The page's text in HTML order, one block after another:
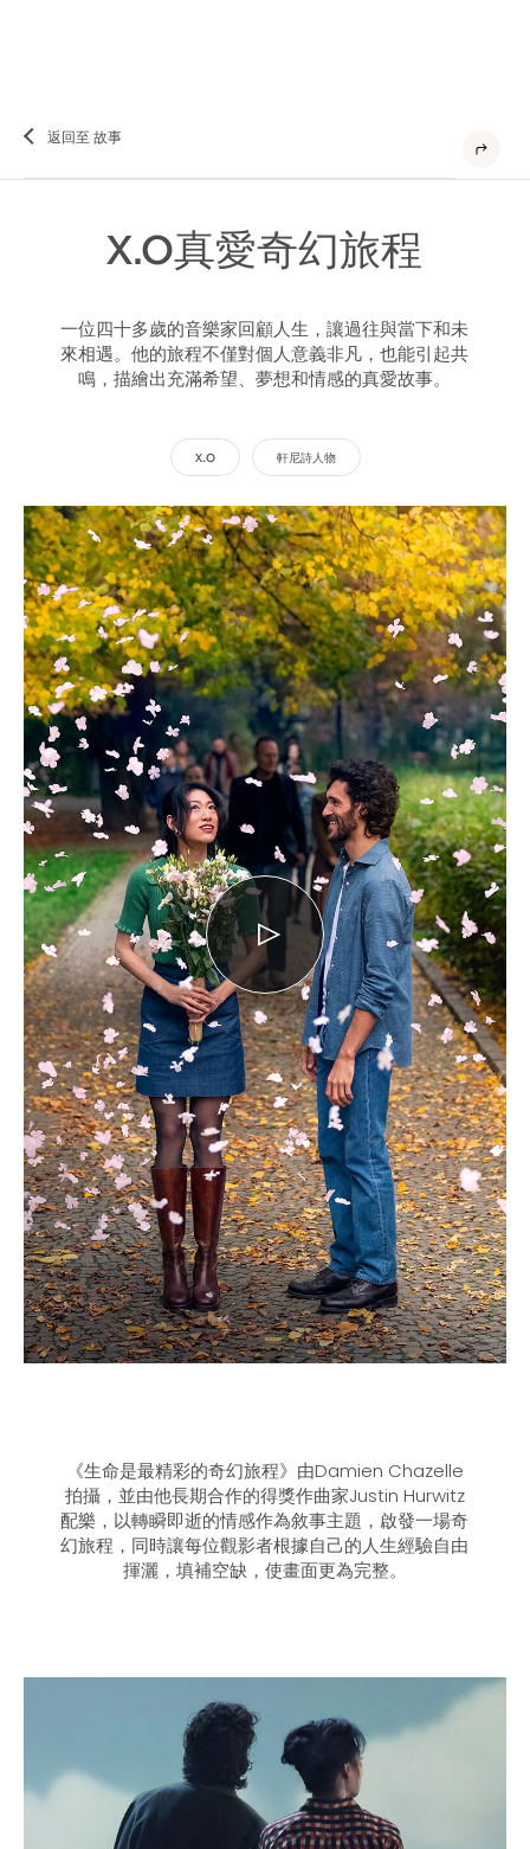
返回至 故事
X.O真愛奇幻旅程
一位四十多歲的音樂家回顧人生，讓過往與當下和未
來相遇。他的旅程不僅對個人意義非凡，也能引起共
鳴，描繪出充滿希望、夢想和情感的真愛故事。
X.O 軒尼詩人物
《生命是最精彩的奇幻旅程》由Damien Chazelle
拍攝，並由他長期合作的得獎作曲家Justin Hurwitz
配樂，以轉瞬即逝的情感作為敘事主題，啟發一場奇
幻旅程，同時讓每位觀影者根據自己的人生經驗自由
揮灑，填補空缺，使畫面更為完整。